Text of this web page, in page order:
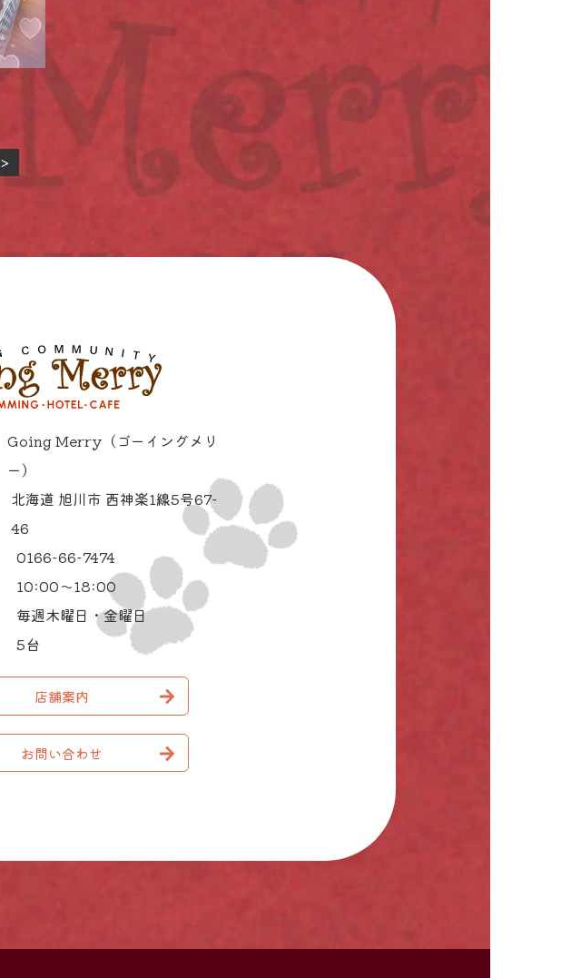
>
Going Merry（ゴーイングメリ
ー）
北海道 旭川市 西神楽1線5号67-
46
0166-66-7474
10:00～18:00
毎週木曜日・金曜日
5台
店舗案内
お問い合わせ